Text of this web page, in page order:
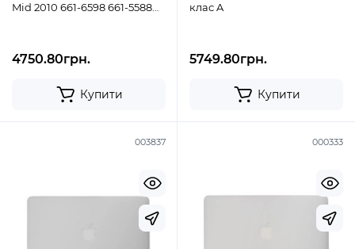
Mid 2010 661-6598 661-5588
4750.80грн.
Купити
клас A
5749.80грн.
Купити
003837 000333